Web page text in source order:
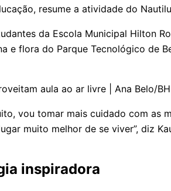
resume a atividade do
da Escola Municipal Hilton
e flora do Parque Tecnológico de
aula ao ar livre | Ana Belo/
vou tomar mais cuidado com as
muito melhor de se viver”, diz
inspiradora